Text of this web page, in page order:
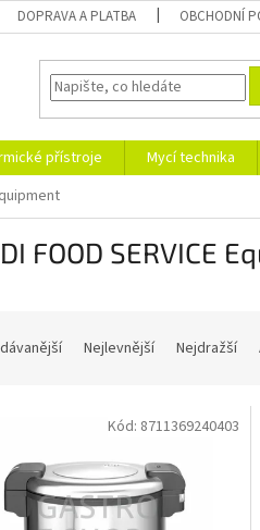
DOPRAVA A PLATBA OBCHODNÍ
přístroje Mycí technika
FOOD SERVICE
Nejlevnější Nejdražší
Kód: 8711369240403